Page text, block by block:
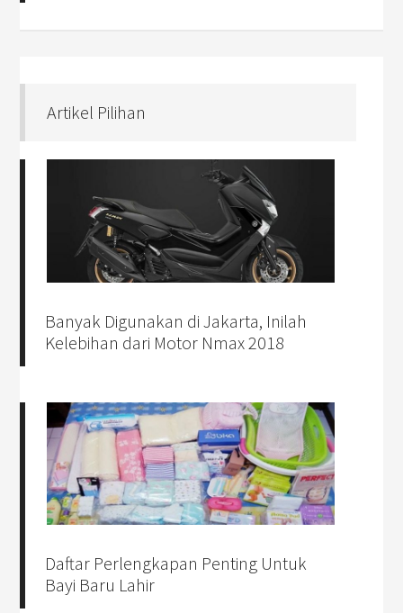
Artikel Pilihan
Banyak Digunakan di Jakarta, Inilah
Kelebihan dari Motor Nmax 2018
Daftar Perlengkapan Penting Untuk
Bayi Baru Lahir